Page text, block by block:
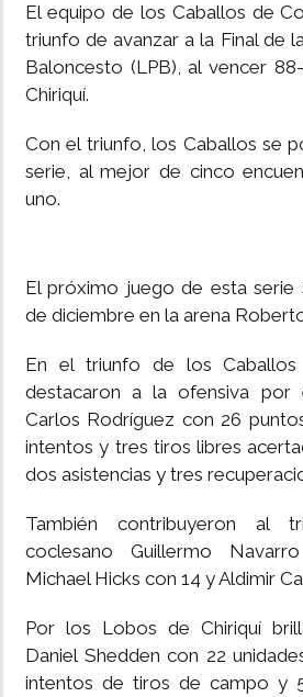
El equipo de los Caballos de
triunfo de avanzar a la Final de
Baloncesto (LPB), al vencer
Chiriquí.
Con el triunfo, los Caballos se
serie, al mejor de cinco
uno.
El próximo juego de esta serie
de diciembre en la arena
En el triunfo de los
destacaron a la ofensiva por
Carlos Rodríguez con 26
intentos y tres tiros libres
dos asistencias y tres
También contribuyeron al
coclesano Guillermo
Michael Hicks con 14 y Aldimir
Por los Lobos de Chiriquí
Daniel Shedden con 22
intentos de tiros de campo y